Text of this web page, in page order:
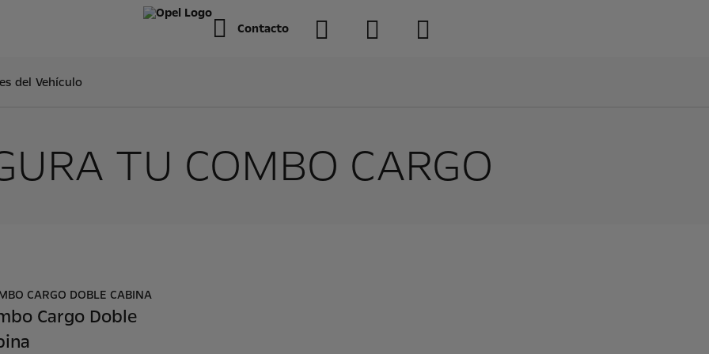
Contacto
del Vehículo
TU COMBO CARGO
Cargo Doble